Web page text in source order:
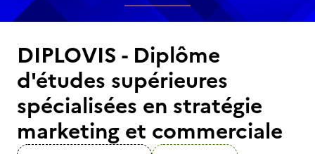
DIPLOVIS - Diplôme
d'études supérieures
spécialisées en stratégie
marketing et commerciale